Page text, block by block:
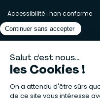
Accessibilité : non conforme